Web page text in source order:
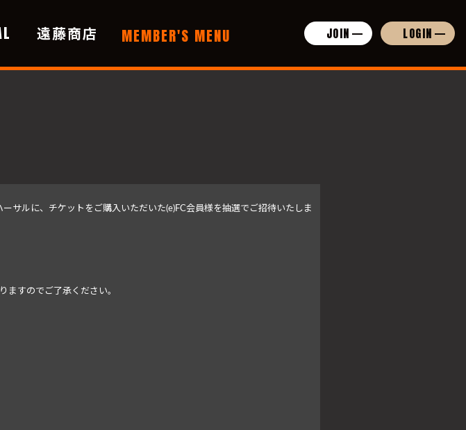
遠藤商店 MEMBER'S MENU JOIN LOGIN
サルに、チケットをご購入いただいた(e)FC会員様を抽選でご招待いたしま
ますのでご了承ください。